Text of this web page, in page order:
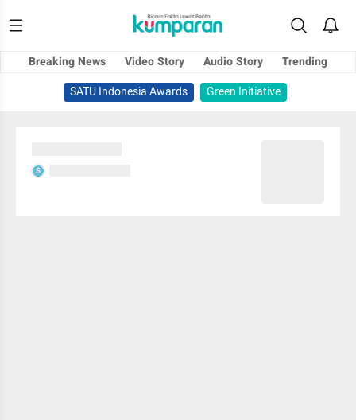
Breaking News Video Story Audio Story
Trending
SATU Indonesia Awards
Green Initiative
S